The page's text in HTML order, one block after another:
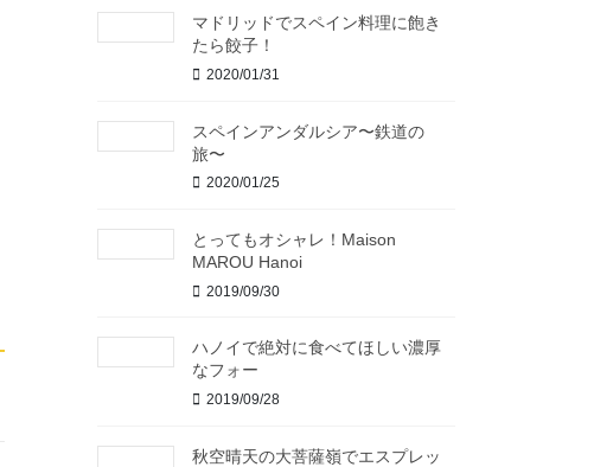
マドリッドでスペイン料理に飽き
たら餃子！
2020/01/31
スペインアンダルシア〜鉄道の
旅〜
2020/01/25
とってもオシャレ！Maison
MAROU Hanoi
2019/09/30
ハノイで絶対に食べてほしい濃厚
なフォー
2019/09/28
秋空晴天の大菩薩嶺でエスプレッ